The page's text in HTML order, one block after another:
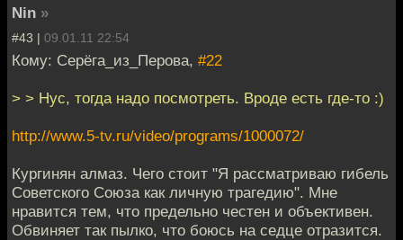
Nin »
#43 | 09.01.11 22:54
Кому: Серёга_из_Перова, #22
> > Нус, тогда надо посмотреть. Вроде есть где-то :)
http://www.5-tv.ru/video/programs/1000072/
Кургинян алмаз. Чего стоит "Я рассматриваю гибель
Советского Союза как личную трагедию". Мне
нравится тем, что предельно честен и объективен.
Обвиняет так пылко, что боюсь на седце отразится.